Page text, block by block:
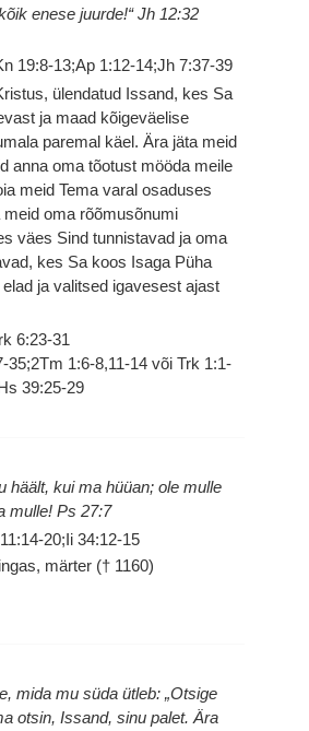
enese juurde!“ Jh 12:32
19:8-13;Ap 1:12-14;Jh 7:37-39
ülendatud Issand, kes Sa
ja maad kõigeväelise
paremal käel. Ära jäta meid
anna oma tõotust mööda meile
meid Tema varal osaduses
meid oma rõõmusõnumi
väes Sind tunnistavad ja oma
kes Sa koos Isaga Püha
ja valitsed igavesest ajast
6:23-31
35;2Tm 1:6-8,11-14 või Trk 1:1-
39:25-29
häält, kui ma hüüan; ole mulle
mulle! Ps 27:7
20;Ii 34:12-15
märter († 1160)
mida mu süda ütleb: „Otsige
otsin, Issand, sinu palet. Ära